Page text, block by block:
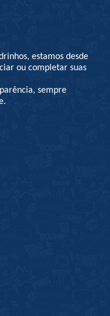
estamos desde
ou completar suas
sempre